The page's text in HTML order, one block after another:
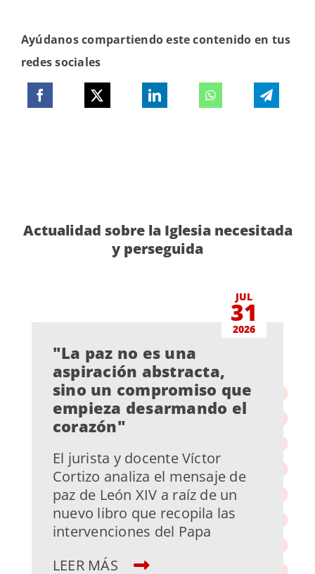
Ayúdanos compartiendo este contenido en tus
redes sociales
Actualidad sobre la Iglesia necesitada
y perseguida
JUL
31
2026
"La paz no es una
aspiración abstracta,
sino un compromiso que
empieza desarmando el
corazón"
El jurista y docente Víctor
Cortizo analiza el mensaje de
paz de León XIV a raíz de un
nuevo libro que recopila las
intervenciones del Papa
LEER MÁS